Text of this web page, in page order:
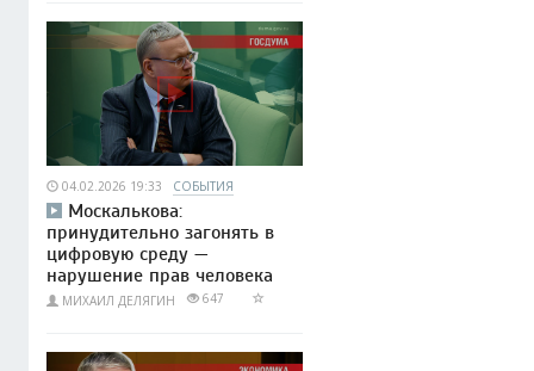
04.02.2026 19:33 СОБЫТИЯ
Москалькова:
принудительно загонять в
цифровую среду —
нарушение прав человека
МИХАИЛ ДЕЛЯГИН 647